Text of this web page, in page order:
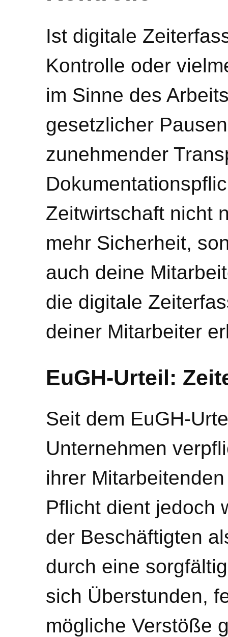
Ist digitale
Kontrolle oder
im Sinne des
gesetzlicher
zunehmender
Zeitwirtschaft nicht
mehr Sicherheit,
auch deine
die digitale
deiner Mitarbeiter
EuGH-Urteil:
Seit dem EuGH-
Unternehmen
ihrer
Pflicht dient jedoch
der Beschäftigten
durch eine
sich Überstunden,
mögliche Verstöße